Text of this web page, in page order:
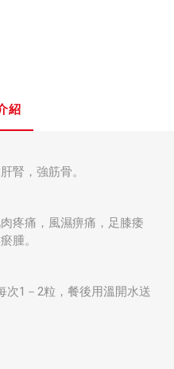
紹
腎，強筋骨。
疼痛，風濕痹痛，足膝痿
腫。
次1－2粒，餐後用溫開水送